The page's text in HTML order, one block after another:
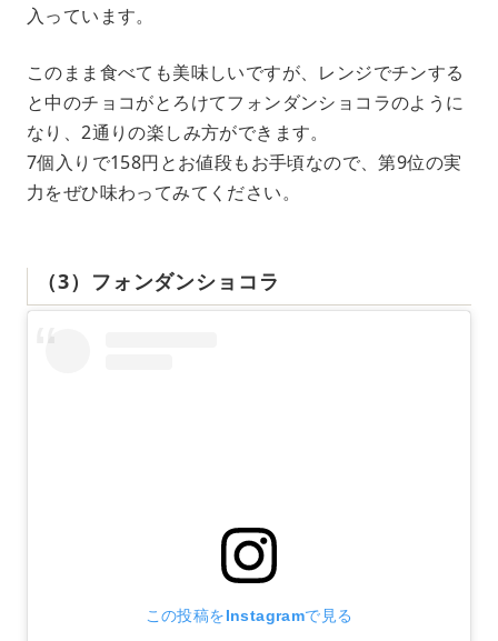
入っています。
このまま食べても美味しいですが、レンジでチンする
と中のチョコがとろけてフォンダンショコラのように
なり、2通りの楽しみ方ができます。
7個入りで158円とお値段もお手頃なので、第9位の実
力をぜひ味わってみてください。
（3）フォンダンショコラ
この投稿をInstagramで見る